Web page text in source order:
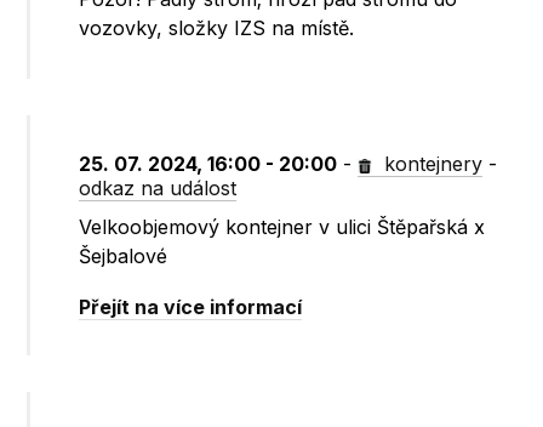
vozovky, složky IZS na místě.
25. 07. 2024, 16:00 - 20:00 - kontejnery -
odkaz na událost
Velkoobjemový kontejner v ulici Štěpařská x
Šejbalové
Přejít na více informací